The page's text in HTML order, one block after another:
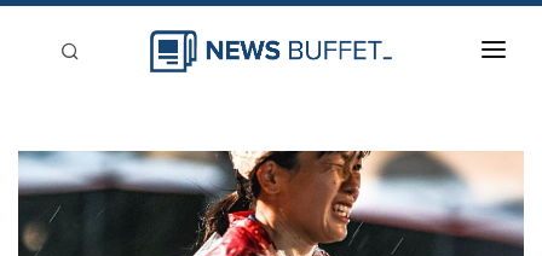
新聞稿分類
登入